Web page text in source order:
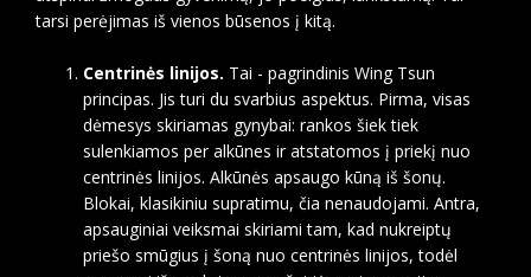
tarsi perėjimas iš vienos būsenos į kitą.
Centrinės linijos. Tai - pagrindinis Wing Tsun
principas. Jis turi du svarbius aspektus. Pirma, visas
dėmesys skiriamas gynybai: rankos šiek tiek
sulenkiamos per alkūnes ir atstatomos į priekį nuo
centrinės linijos. Alkūnės apsaugo kūną iš šonų.
Blokai, klasikiniu supratimu, čia nenaudojami. Antra,
apsauginiai veiksmai skiriami tam, kad nukreiptų
priešo smūgius į šoną nuo centrinės linijos, todėl